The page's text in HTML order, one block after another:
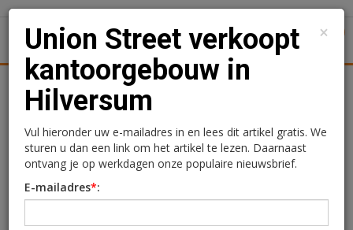
Juridisch | Fiscaal
Union Street verkoopt
kantoorgebouw in
Hilversum
×
Union Street verkoopt
kantoorgebouw in
Hilversum
Vul hieronder uw e-mailadres in en lees dit artikel gratis. We
sturen u dan een link om het artikel te lezen. Daarnaast
ontvang je op werkdagen onze populaire nieuwsbrief.
E-mailadres*: